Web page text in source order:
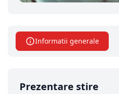
Informatii generale
Prezentare stire